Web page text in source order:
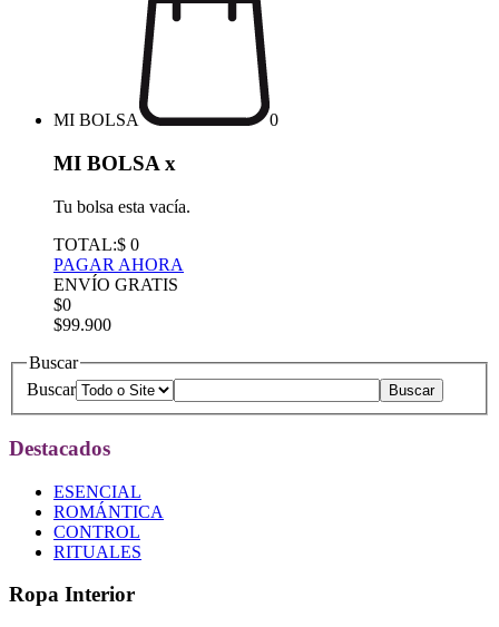
MI BOLSA 0
MI BOLSA x
Tu bolsa esta vacía.
TOTAL:$ 0
PAGAR AHORA
ENVÍO GRATIS
$0
$99.900
Buscar
Buscar
Destacados
ESENCIAL
ROMÁNTICA
CONTROL
RITUALES
Ropa Interior